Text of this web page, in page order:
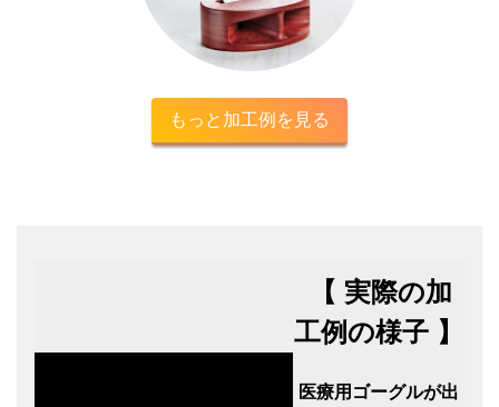
もっと加工例を見る
【 実際の加
工例の様子 】
医療用ゴーグルが出